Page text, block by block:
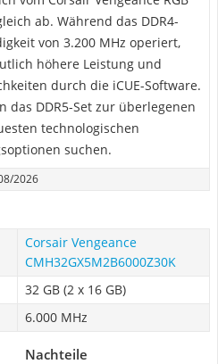
ab. Während das DDR4-
von 3.200 MHz operiert,
höhere Leistung und
durch die iCUE-Software.
das DDR5-Set zur überlegenen
technologischen
suchen.
2026
Corsair Vengeance
CMH32GX5M2B6000Z30K
32 GB (2 x 16 GB)
6.000 MHz
Nachteile